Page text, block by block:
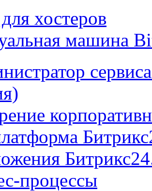
хостеров
машина
процессы